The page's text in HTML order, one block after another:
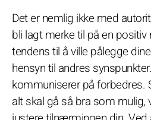
Det er nemlig ikke med
bli lagt merke til på en positiv
tendens til å ville pålegge
hensyn til andres
kommuniserer på forbedres.
alt skal gå så bra som